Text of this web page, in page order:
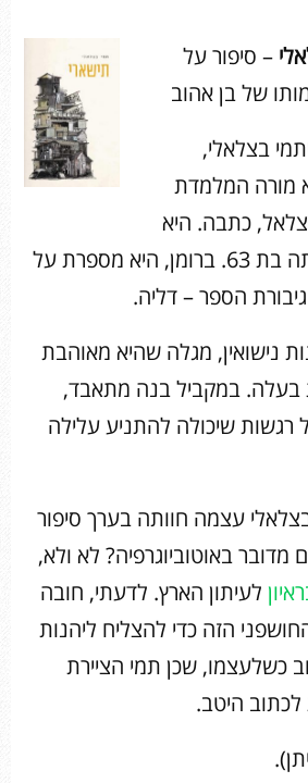
– סיפור על
של בן אהוב
בצלאלי,
מורה המלמדת
כתבה. היא
עשתה זאת כשהיתה בת 63. ברומן, היא מספרת על
הספר – דליה.
נישואין, מגלה שהיא מאוהבת
בעלה. במקביל בנה מתאבד,
שיכולה להתניע עלילה
עצמה חוותה בערך סיפור
מדובר באוטוביוגרפיה? לא ולא,
לעיתון הארץ. לדעתי, חובה
הזה כדי להצליח ליהנות
כשלעצמו, שכן תמי הציירת
היטב.